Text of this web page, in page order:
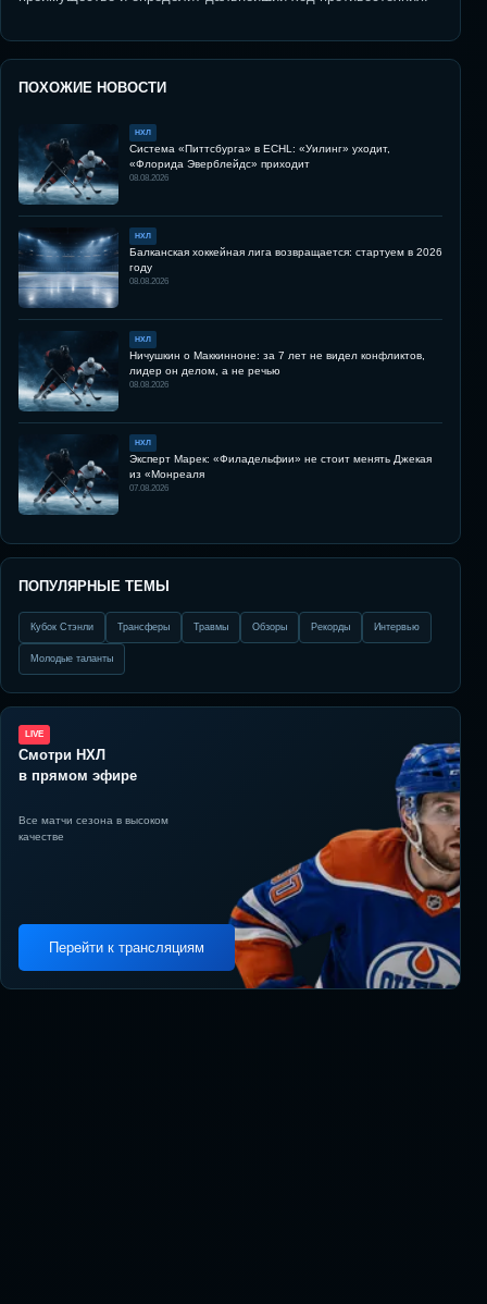
ПОХОЖИЕ НОВОСТИ
НХЛ
Система «Питтсбурга» в ECHL: «Уилинг» уходит,
«Флорида Эверблейдс» приходит
08.08.2026
НХЛ
Балканская хоккейная лига возвращается: стартуем в 2026
году
08.08.2026
НХЛ
Ничушкин о Маккинноне: за 7 лет не видел конфликтов,
лидер он делом, а не речью
08.08.2026
НХЛ
Эксперт Марек: «Филадельфии» не стоит менять Джекая
из «Монреаля
07.08.2026
ПОПУЛЯРНЫЕ ТЕМЫ
Кубок Стэнли Трансферы Травмы Обзоры Рекорды Интервью
Молодые таланты
LIVE
Смотри НХЛ
в прямом эфире
Все матчи сезона в высоком
качестве
Перейти к трансляциям